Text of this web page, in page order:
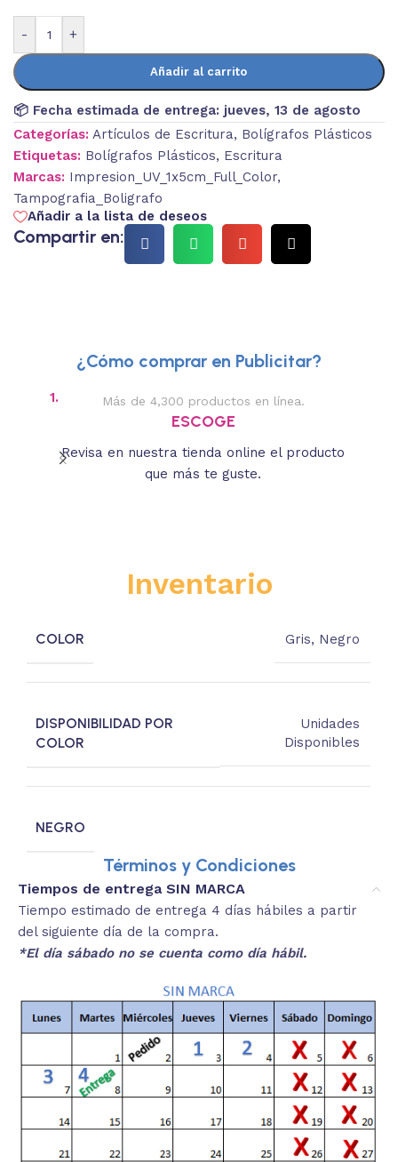
- +
Añadir al carrito
📦 Fecha estimada de entrega: jueves, 13 de agosto
Categorías: Artículos de Escritura, Bolígrafos Plásticos
Etiquetas: Bolígrafos Plásticos, Escritura
Marcas: Impresion_UV_1x5cm_Full_Color,
Tampografia_Boligrafo
Añadir a la lista de deseos
Compartir en:
¿Cómo comprar en Publicitar?
1. Más de 4,300 productos en línea.
ESCOGE
Revisa en nuestra tienda online el producto
que más te guste.
Inventario
COLOR Gris, Negro
DISPONIBILIDAD POR
COLOR
Unidades
Disponibles
NEGRO
Términos y Condiciones
Tiempos de entrega SIN MARCA
Tiempo estimado de entrega 4 días hábiles a partir
del siguiente día de la compra.
*El día sábado no se cuenta como día hábil.